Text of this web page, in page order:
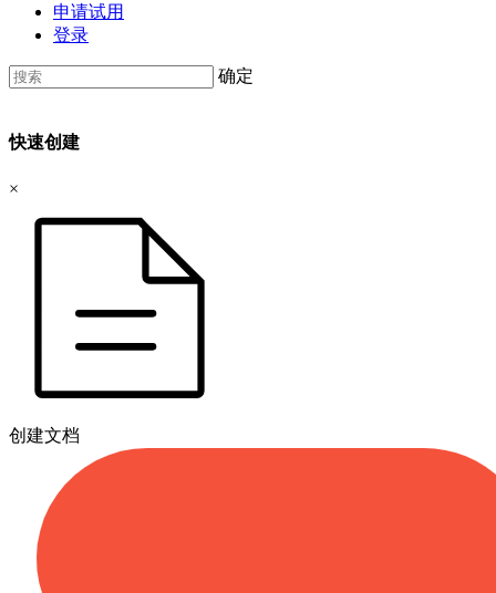
申请试用
登录
确定
快速创建
×
创建文档